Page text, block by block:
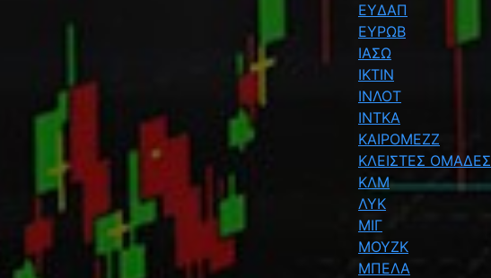
ΕΥΔΑΠ
ΕΥΡΩΒ
ΙΑΣΩ
ΙΚΤΙΝ
ΙΝΛΟΤ
ΙΝΤΚΑ
ΚΑΙΡΟΜΕΖΖ
ΚΛΕΙΣΤΕΣ ΟΜΑΔΕΣ
ΚΛΜ
ΛΥΚ
ΜΙΓ
ΜΟΥΖΚ
ΜΠΕΛΑ